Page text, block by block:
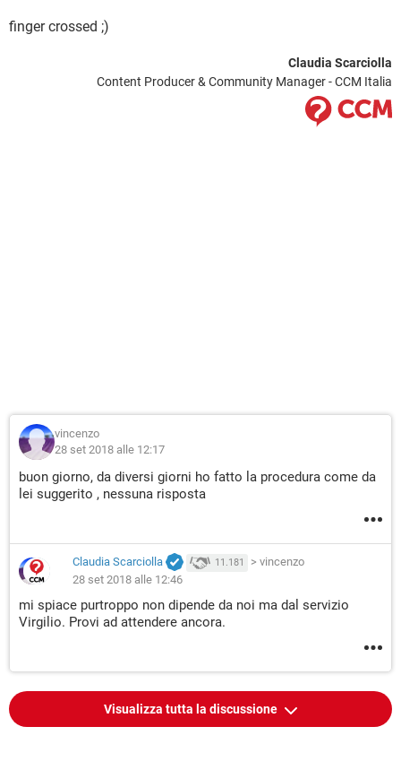
finger crossed ;)
Claudia Scarciolla
Content Producer & Community Manager - CCM Italia
vincenzo
28 set 2018 alle 12:17
buon giorno, da diversi giorni ho fatto la procedura come da
lei suggerito , nessuna risposta
Claudia Scarciolla 11.181 > vincenzo
28 set 2018 alle 12:46
mi spiace purtroppo non dipende da noi ma dal servizio
Virgilio. Provi ad attendere ancora.
Visualizza tutta la discussione